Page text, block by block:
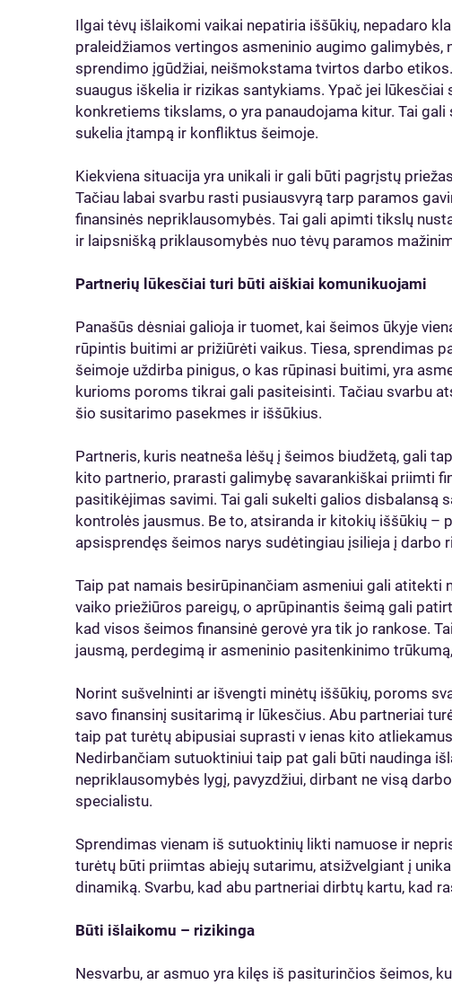
Ilgai tėvų išlaikomi vaikai nepatiria iššūkių, nepadaro
praleidžiamos vertingos asmeninio augimo galimybės,
sprendimo įgūdžiai, neišmokstama tvirtos darbo
suaugus iškelia ir rizikas santykiams. Ypač jei
konkretiems tikslams, o yra panaudojama kitur. Tai
sukelia įtampą ir konfliktus šeimoje.
Kiekviena situacija yra unikali ir gali būti pagrįstų
Tačiau labai svarbu rasti pusiausvyrą tarp paramos
finansinės nepriklausomybės. Tai gali apimti tikslų
ir laipsnišką priklausomybės nuo tėvų paramos
Partnerių lūkesčiai turi būti aiškiai komunikuojami
Panašūs dėsniai galioja ir tuomet, kai šeimos ūkyje
rūpintis buitimi ar prižiūrėti vaikus. Tiesa, sprendimas
šeimoje uždirba pinigus, o kas rūpinasi buitimi, yra
kurioms poroms tikrai gali pasiteisinti. Tačiau svarbu
šio susitarimo pasekmes ir iššūkius.
Partneris, kuris neatneša lėšų į šeimos biudžetą, gali
kito partnerio, prarasti galimybę savarankiškai priimti
pasitikėjimas savimi. Tai gali sukelti galios disbalansą
kontrolės jausmus. Be to, atsiranda ir kitokių iššūkių –
apsisprendęs šeimos narys sudėtingiau įsilieja į darbo
Taip pat namais besirūpinančiam asmeniui gali atitekti
vaiko priežiūros pareigų, o aprūpinantis šeimą gali
kad visos šeimos finansinė gerovė yra tik jo rankose.
jausmą, perdegimą ir asmeninio pasitenkinimo
Norint sušvelninti ar išvengti minėtų iššūkių, poroms
savo finansinį susitarimą ir lūkesčius. Abu partneriai
taip pat turėtų abipusiai suprasti v ienas kito
Nedirbančiam sutuoktiniui taip pat gali būti naudinga
nepriklausomybės lygį, pavyzdžiui, dirbant ne visą
specialistu.
Sprendimas vienam iš sutuoktinių likti namuose ir
turėtų būti priimtas abiejų sutarimu, atsižvelgiant į
dinamiką. Svarbu, kad abu partneriai dirbtų kartu, kad
Būti išlaikomu – rizikinga
Nesvarbu, ar asmuo yra kilęs iš pasiturinčios šeimos,